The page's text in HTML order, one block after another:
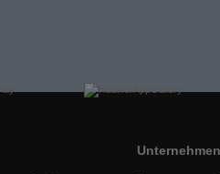
Unternehmen